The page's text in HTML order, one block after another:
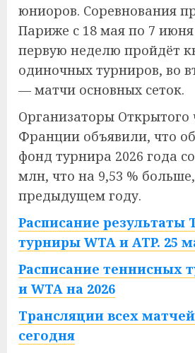
юниоров. Соревнования
Париже с 18 мая по 7 июня
первую неделю пройдёт
одиночных турниров, во
— матчи основных сеток.
Организаторы Открытого
Франции объявили, что
фонд турнира 2026 года
млн, что на 9,53 %
предыдущем году.
Расписание результаты
турниры WTA и ATP. 25
Расписание теннисных
и WTA на 2026
Трансляции всех
сегодня